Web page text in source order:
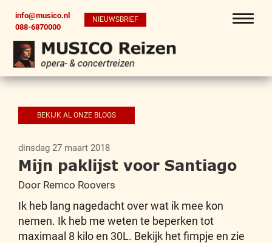
info@musico.nl
088-6870000
NIEUWSBRIEF
BEKIJK AL ONZE BLOGS
dinsdag 27 maart 2018
Mijn paklijst voor Santiago
Door Remco Roovers
Ik heb lang nagedacht over wat ik mee kon
nemen. Ik heb me weten te beperken tot
maximaal 8 kilo en 30L. Bekijk het fimpje en zie